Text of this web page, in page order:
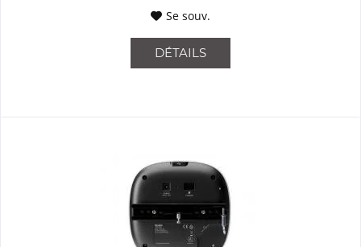
Se souv.
DÉTAILS